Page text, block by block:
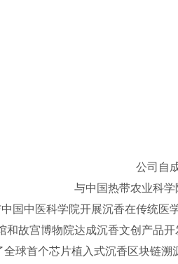
来，始终坚持强
业科学院共同创
科学院开展沉
图书馆和故宫
公司研发了全球